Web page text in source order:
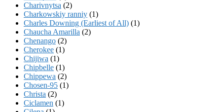
Charivnytsa (2)
Charkowskiy ranniy (1)
Charles Downing (Earliest of All) (1)
Chaucha Amarilla (2)
Chenango (2)
Cherokee (1)
Chijiwa (1)
Chipbelle (1)
Chippewa (2)
Chosen-95 (1)
Christa (2)
Ciclamen (1)